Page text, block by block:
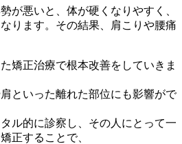
が悪いと、体が硬くなりやすく、
ります。その結果、肩こりや腰痛
矯正治療で根本改善をしていきま
といった離れた部位にも影響がで
ル的に診察し、その人にとって一
正することで、